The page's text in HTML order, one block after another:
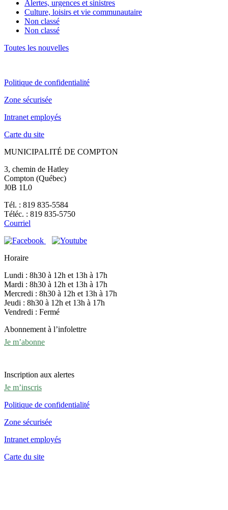
Alertes, urgences et sinistres
Culture, loisirs et vie communautaire
Non classé
Non classé
Toutes les nouvelles
Politique de confidentialité
Zone sécurisée
Intranet employés
Carte du site
MUNICIPALITÉ DE COMPTON
3, chemin de Hatley
Compton (Québec)
J0B 1L0
Tél. : 819 835-5584
Téléc. : 819 835-5750
Courriel
Horaire
Lundi : 8h30 à 12h et 13h à 17h
Mardi : 8h30 à 12h et 13h à 17h
Mercredi : 8h30 à 12h et 13h à 17h
Jeudi : 8h30 à 12h et 13h à 17h
Vendredi : Fermé
Abonnement à l’infolettre
Je m’abonne
Inscription aux alertes
Je m’inscris
Politique de confidentialité
Zone sécurisée
Intranet employés
Carte du site